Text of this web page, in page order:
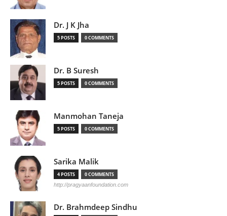
Dr. J K Jha
5 POSTS 0 COMMENTS
Dr. B Suresh
5 POSTS 0 COMMENTS
Manmohan Taneja
5 POSTS 0 COMMENTS
Sarika Malik
4 POSTS 0 COMMENTS
http://pragyaanfoundation.com
Dr. Brahmdeep Sindhu